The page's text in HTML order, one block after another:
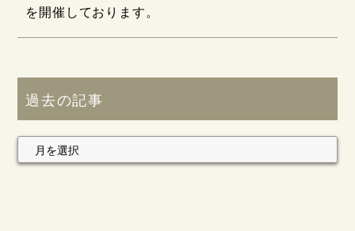
を開催しております。
過去の記事